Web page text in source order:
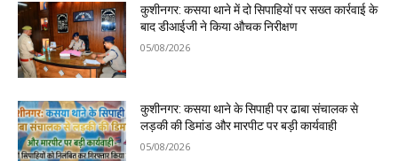
कुशीनगर: कसया थाने में दो सिपाहियों पर सख्त कार्रवाई के
बाद डीआईजी ने किया औचक निरीक्षण
05/08/2026
कुशीनगर: कसया थाने के सिपाही पर ढाबा संचालक से
लड़की की डिमांड और मारपीट पर बड़ी कार्यवाही
05/08/2026